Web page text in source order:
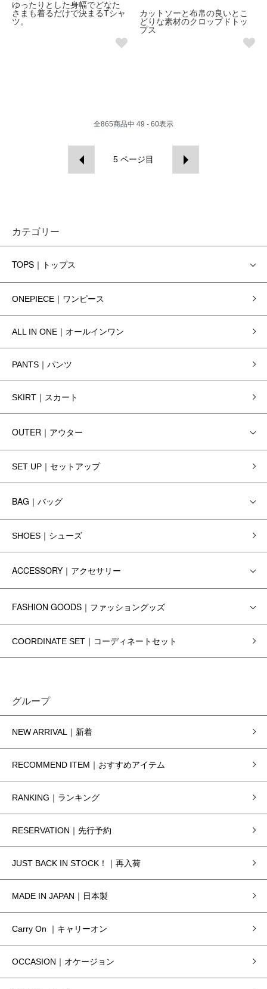
ゆったりとした身幅でどなた
さまも着るだけで決まるTシャ
ツ。
カットソーと布帛の良いとこ
どりな素材のクロップドトッ
プス
全865商品中 49 - 60表示
5 ページ目
カテゴリー
TOPS｜トップス
ONEPIECE｜ワンピース
ALL IN ONE｜オールインワン
PANTS｜パンツ
SKIRT｜スカート
OUTER｜アウター
SET UP｜セットアップ
BAG｜バッグ
SHOES｜シューズ
ACCESSORY｜アクセサリー
FASHION GOODS｜ファッショングッズ
COORDINATE SET｜コーディネートセット
グループ
NEW ARRIVAL｜新着
RECOMMEND ITEM｜おすすめアイテム
RANKING｜ランキング
RESERVATION｜先行予約
JUST BACK IN STOCK！｜再入荷
MADE IN JAPAN｜日本製
Carry On ｜キャリーオン
OCCASION｜オケージョン